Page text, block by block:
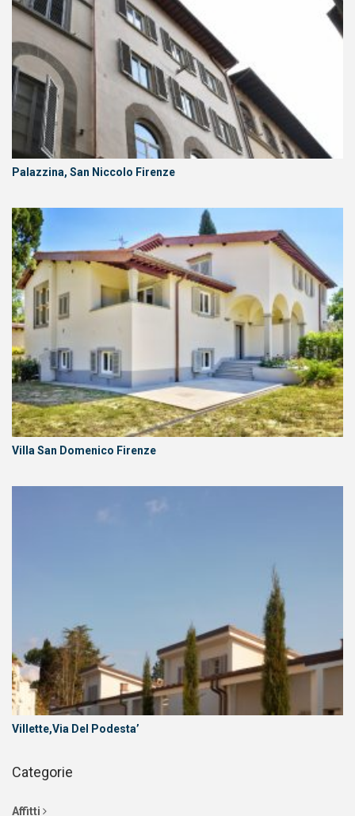
Palazzina, San Niccolo Firenze
Villa San Domenico Firenze
Villette,Via Del Podesta’
Categorie
Affitti